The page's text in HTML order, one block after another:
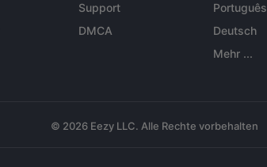
Support
DMCA
Português
Deutsch
Mehr ...
© 2026 Eezy LLC. Alle Rechte vorbehalten